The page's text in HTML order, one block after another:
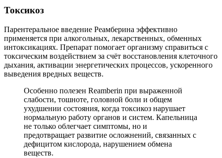
Токсикоз
Парентеральное введение Реамберина эффективно
применяется при алкогольных, лекарственных, обменных
интоксикациях. Препарат помогает организму справиться с
токсическим воздействием за счёт восстановления клеточного
дыхания, активации энергетических процессов, ускоренного
выведения вредных веществ.
Особенно полезен Reamberin при выраженной
слабости, тошноте, головной боли и общем
ухудшении состояния, когда токсикоз нарушает
нормальную работу органов и систем. Капельница
не только облегчает симптомы, но и
предотвращает развитие осложнений, связанных с
дефицитом кислорода, нарушением обмена
веществ.